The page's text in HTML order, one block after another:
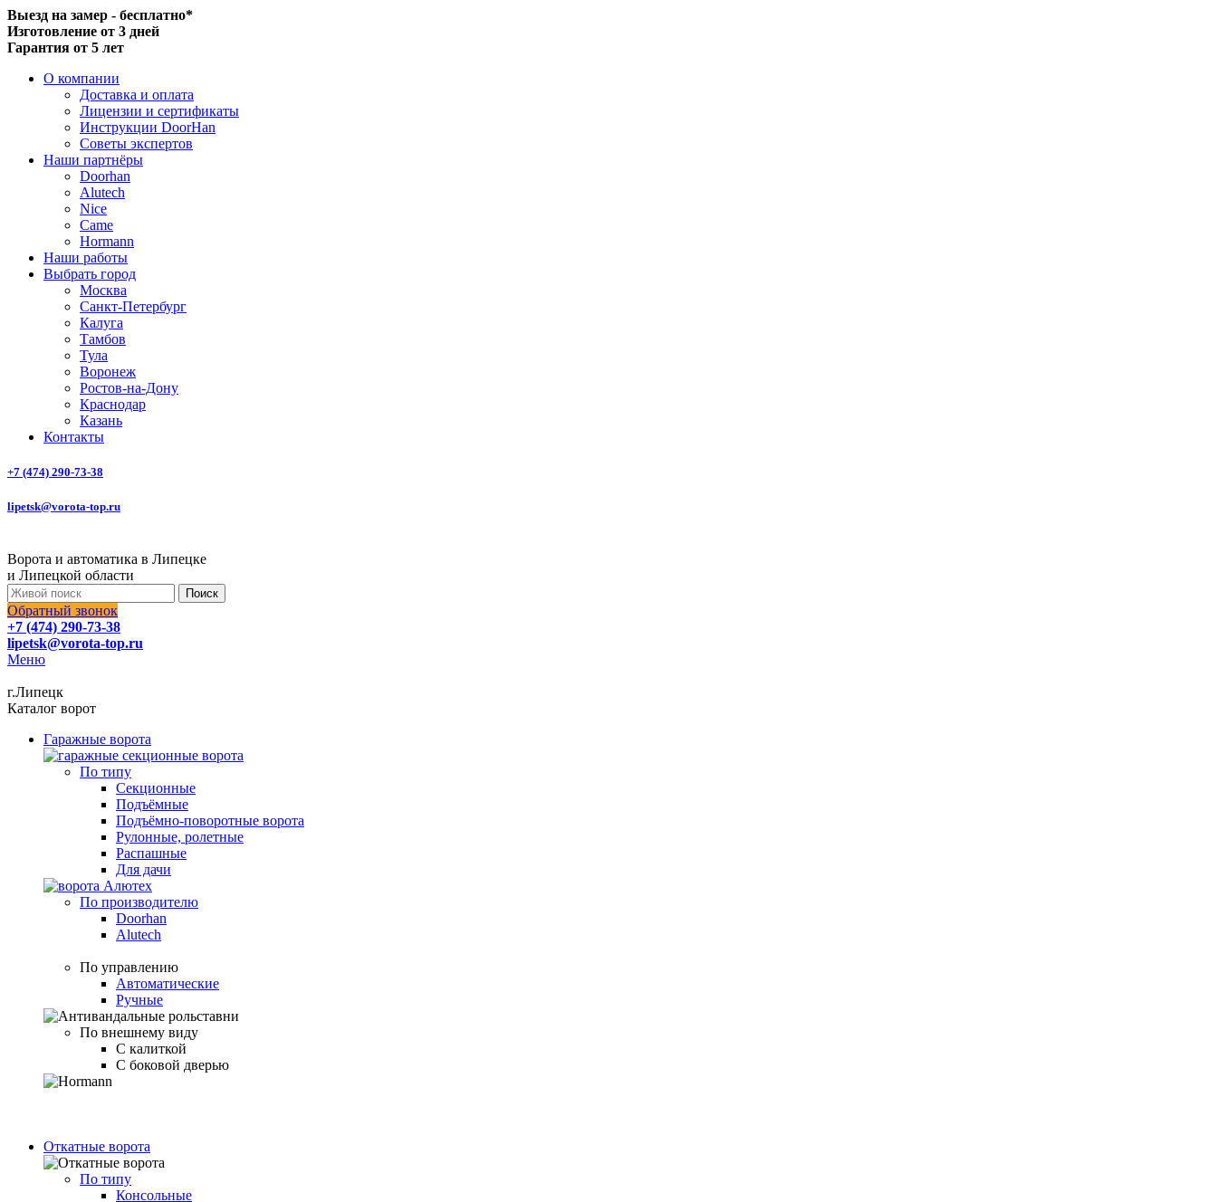
Выезд на замер - бесплатно*
Изготовление от 3 дней
Гарантия от 5 лет
О компании
Доставка и оплата
Лицензии и сертификаты
Инструкции DoorHan
Советы экспертов
Наши партнёры
Doorhan
Alutech
Nice
Came
Hormann
Наши работы
Выбрать город
Москва
Санкт-Петербург
Калуга
Тамбов
Тула
Воронеж
Ростов-на-Дону
Краснодар
Казань
Контакты
+7 (474) 290-73-38
lipetsk@vorota-top.ru
Ворота и автоматика в Липецке
и Липецкой области
Поиск
Обратный звонок
+7 (474) 290-73-38
lipetsk@vorota-top.ru
Меню
г.Липецк
Каталог ворот
Гаражные ворота
По типу
Секционные
Подъёмные
Подъёмно-поворотные ворота
Рулонные, ролетные
Распашные
Для дачи
По производителю
Doorhan
Alutech
По управлению
Автоматические
Ручные
По внешнему виду
С калиткой
С боковой дверью
Откатные ворота
По типу
Консольные